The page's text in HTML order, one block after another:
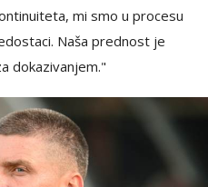
mi smo u procesu
Naša prednost je
dokazivanjem."